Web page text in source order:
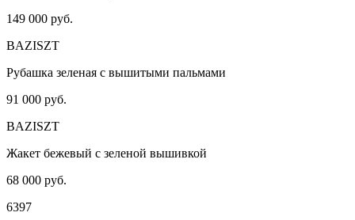
149 000 руб.
BAZISZT
Рубашка зеленая с вышитыми пальмами
91 000 руб.
BAZISZT
Жакет бежевый с зеленой вышивкой
68 000 руб.
6397